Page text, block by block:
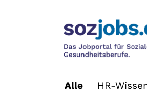
Alle HR-